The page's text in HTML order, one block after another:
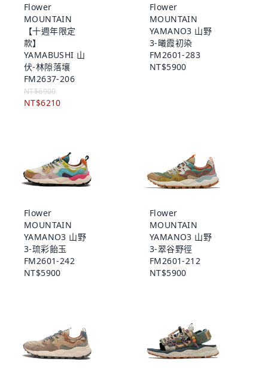
Flower
MOUNTAIN
【十週年限定
款】
YAMABUSHI 山
伏-林隙落壤
FM2637-206
NT$6900
NT$6210
Flower
MOUNTAIN
YAMANO3 山野
3-曦霞初染
FM2601-283
NT$5900
Flower
MOUNTAIN
YAMANO3 山野
3-琉彩飴玉
FM2601-242
NT$5900
Flower
MOUNTAIN
YAMANO3 山野
3-翠谷野徑
FM2601-212
NT$5900